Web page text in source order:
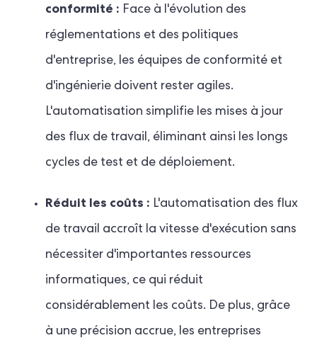
conformité : Face à l'évolution des
réglementations et des politiques
d'entreprise, les équipes de conformité et
d'ingénierie doivent rester agiles.
L'automatisation simplifie les mises à jour
des flux de travail, éliminant ainsi les longs
cycles de test et de déploiement.
Réduit les coûts : L'automatisation des flux
de travail accroît la vitesse d'exécution sans
nécessiter d'importantes ressources
informatiques, ce qui réduit
considérablement les coûts. De plus, grâce
à une précision accrue, les entreprises